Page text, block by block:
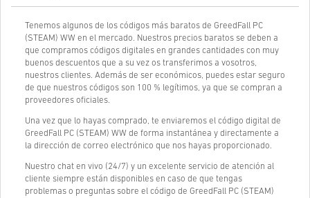
Tenemos algunos de los códigos más baratos de GreedFall PC
(STEAM) WW en el mercado. Nuestros precios baratos se deben a
que compramos códigos digitales en grandes cantidades con muy
buenos descuentos que a su vez os transferimos a vosotros,
nuestros clientes. Además de ser económicos, puedes estar seguro
de que nuestros códigos son 100 % legítimos, ya que se compran a
proveedores oficiales.
Una vez que lo hayas comprado, te enviaremos el código digital de
GreedFall PC (STEAM) WW de forma instantánea y directamente a
la dirección de correo electrónico que nos hayas proporcionado.
Nuestro chat en vivo (24/7) y un excelente servicio de atención al
cliente siempre están disponibles en caso de que tengas
problemas o preguntas sobre el código de GreedFall PC (STEAM)